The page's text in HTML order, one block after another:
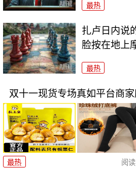
最热
扎卢日内说
脸按在地上
最热
双十一现货专场真如平台商家
最热 阅读